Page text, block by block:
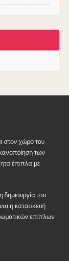
στον χώρο του
των
έπιπλα με
δημιουργία του
η κατασκευή
επίπλων